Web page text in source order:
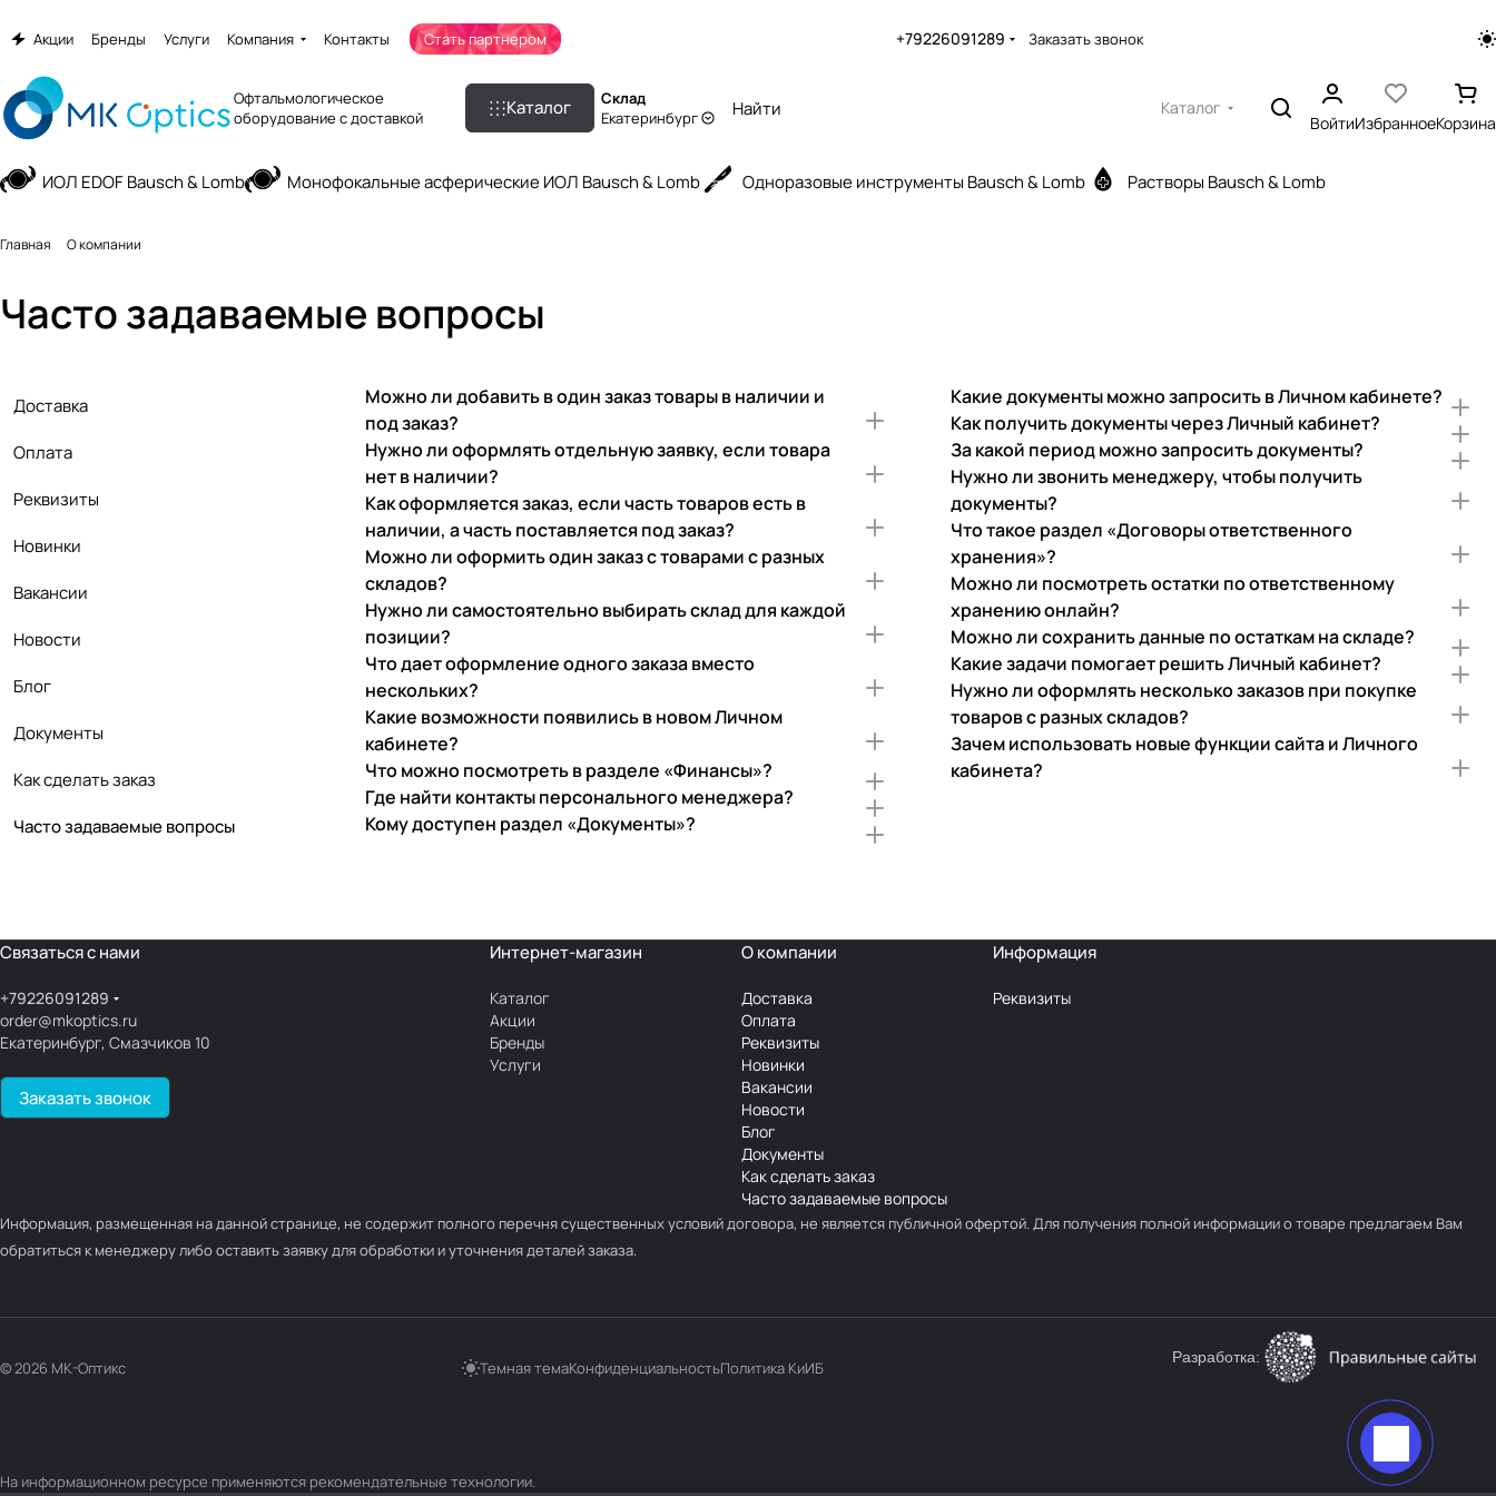
Акции Бренды Услуги Компания Контакты Стать партнером +79226091289 Заказать звонок
Офтальмологическое
оборудование с доставкой
Каталог
Склад
Екатеринбург
Каталог
ВойтиИзбранноеКорзина
ИОЛ EDOF Bausch & Lomb Монофокальные асферические ИОЛ Bausch & Lomb Одноразовые инструменты Bausch & Lomb Растворы Bausch & Lomb
Главная О компании
Часто задаваемые вопросы
Можно ли добавить в один заказ товары в наличии и
под заказ?
Нужно ли оформлять отдельную заявку, если товара
нет в наличии?
Как оформляется заказ, если часть товаров есть в
наличии, а часть поставляется под заказ?
Можно ли оформить один заказ с товарами с разных
складов?
Нужно ли самостоятельно выбирать склад для каждой
позиции?
Что дает оформление одного заказа вместо
нескольких?
Какие возможности появились в новом Личном
кабинете?
Что можно посмотреть в разделе «Финансы»?
Где найти контакты персонального менеджера?
Кому доступен раздел «Документы»?
Какие документы можно запросить в Личном кабинете?
Как получить документы через Личный кабинет?
За какой период можно запросить документы?
Нужно ли звонить менеджеру, чтобы получить
документы?
Что такое раздел «Договоры ответственного
хранения»?
Можно ли посмотреть остатки по ответственному
хранению онлайн?
Можно ли сохранить данные по остаткам на складе?
Какие задачи помогает решить Личный кабинет?
Нужно ли оформлять несколько заказов при покупке
товаров с разных складов?
Зачем использовать новые функции сайта и Личного
кабинета?
Доставка
Оплата
Реквизиты
Новинки
Вакансии
Новости
Блог
Документы
Как сделать заказ
Часто задаваемые вопросы
Связаться с нами
+79226091289
order@mkoptics.ru
Екатеринбург, Смазчиков 10
Заказать звонок
Интернет-магазин
Каталог
Акции
Бренды
Услуги
О компании
Доставка
Оплата
Реквизиты
Новинки
Вакансии
Новости
Блог
Документы
Как сделать заказ
Часто задаваемые вопросы
Информация
Реквизиты
Информация, размещенная на данной странице, не содержит полного перечня существенных условий договора, не является публичной офертой. Для получения полной информации о товаре предлагаем Вам
обратиться к менеджеру либо оставить заявку для обработки и уточнения деталей заказа.
© 2026 МК-Оптикс Темная темаКонфиденциальностьПолитика КиИБ
Разработка:
На информационном ресурсе применяются рекомендательные технологии.